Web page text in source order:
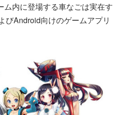
ム内に登場する車なごは実在す
びAndroid向けのゲームアプリ